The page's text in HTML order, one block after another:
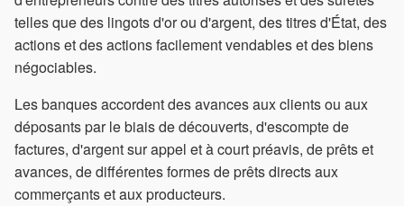
telles que des lingots d'or ou d'argent, des titres d'État, des
actions et des actions facilement vendables et des biens
négociables.
Les banques accordent des avances aux clients ou aux
déposants par le biais de découverts, d'escompte de
factures, d'argent sur appel et à court préavis, de prêts et
avances, de différentes formes de prêts directs aux
commerçants et aux producteurs.